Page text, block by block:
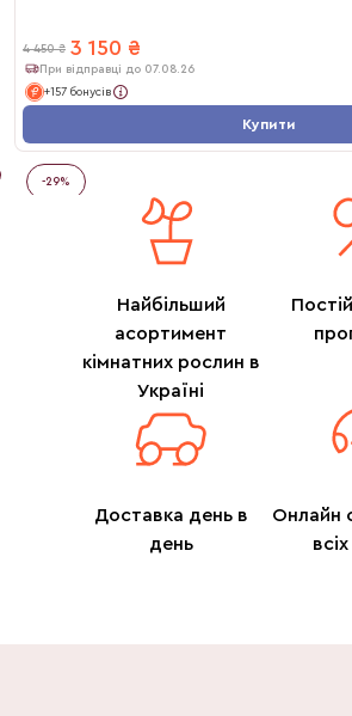
4 450 ₴ 3 150 ₴
При відправці до 07.08.26
+157 бонусів
Купити
-29%
Найбільший
асортимент
кімнатних рослин в
Україні
Доставка день в
день
Онлайн